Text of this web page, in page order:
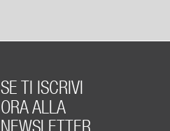
SE TI ISCRIVI
ORA ALLA